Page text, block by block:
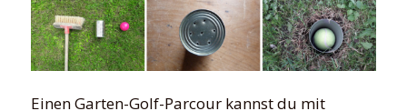
Einen Garten-Golf-Parcour kannst du mit